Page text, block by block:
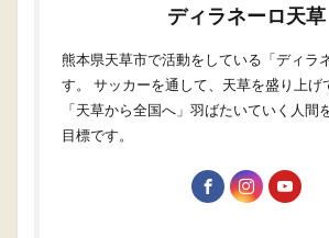
ディラネーロ天草
熊本県天草市で活動をしている「ディラ
す。 サッカーを通して、天草を盛り上げ
「天草から全国へ」羽ばたいていく人間
目標です。